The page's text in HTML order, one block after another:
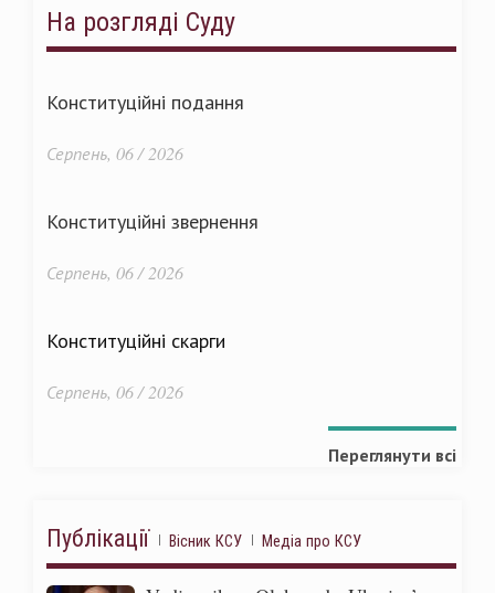
На розгляді Суду
Конституційні подання
Серпень, 06 / 2026
Конституційні звернення
Серпень, 06 / 2026
Конституційні скарги
Серпень, 06 / 2026
Переглянути всі
Публікації Вісник КСУ Медіа про КСУ